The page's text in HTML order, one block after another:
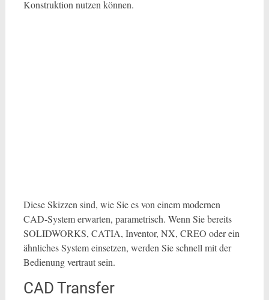
Konstruktion nutzen können.
Diese Skizzen sind, wie Sie es von einem modernen
CAD-System erwarten, parametrisch. Wenn Sie bereits
SOLIDWORKS, CATIA, Inventor, NX, CREO oder ein
ähnliches System einsetzen, werden Sie schnell mit der
Bedienung vertraut sein.
CAD Transfer